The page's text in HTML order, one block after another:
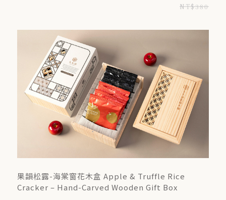
NT$380
果韻松露-海棠窗花木盒 Apple & Truffle Rice
Cracker – Hand-Carved Wooden Gift Box